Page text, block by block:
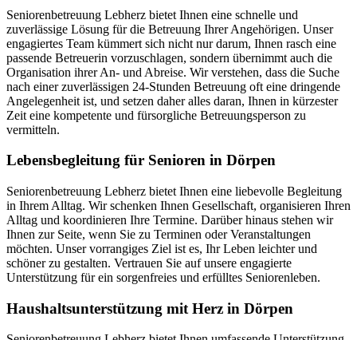
Seniorenbetreuung Lebherz bietet Ihnen eine schnelle und
zuverlässige Lösung für die Betreuung Ihrer Angehörigen. Unser
engagiertes Team kümmert sich nicht nur darum, Ihnen rasch eine
passende Betreuerin vorzuschlagen, sondern übernimmt auch die
Organisation ihrer An- und Abreise. Wir verstehen, dass die Suche
nach einer zuverlässigen 24-Stunden Betreuung oft eine dringende
Angelegenheit ist, und setzen daher alles daran, Ihnen in kürzester
Zeit eine kompetente und fürsorgliche Betreuungsperson zu
vermitteln.
Lebensbegleitung für Senioren in Dörpen
Seniorenbetreuung Lebherz bietet Ihnen eine liebevolle Begleitung
in Ihrem Alltag. Wir schenken Ihnen Gesellschaft, organisieren Ihren
Alltag und koordinieren Ihre Termine. Darüber hinaus stehen wir
Ihnen zur Seite, wenn Sie zu Terminen oder Veranstaltungen
möchten. Unser vorrangiges Ziel ist es, Ihr Leben leichter und
schöner zu gestalten. Vertrauen Sie auf unsere engagierte
Unterstützung für ein sorgenfreies und erfülltes Seniorenleben.
Haushalts­unterstützung mit Herz in Dörpen